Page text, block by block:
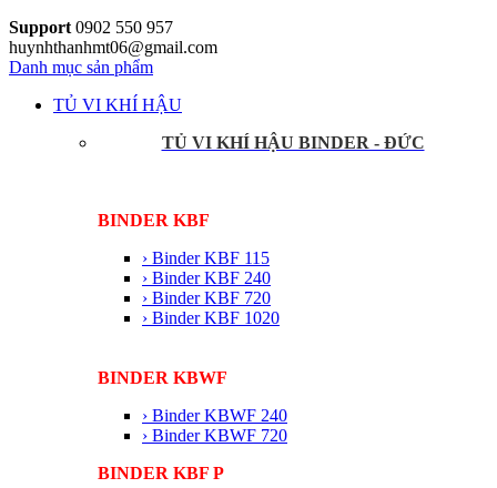
Support 0902 550 957
huynhthanhmt06@gmail.com
Danh mục sản phẩm
TỦ VI KHÍ HẬU
TỦ VI KHÍ HẬU BINDER - ĐỨC
BINDER KBF
› Binder KBF 115
› Binder KBF 240
› Binder KBF 720
› Binder KBF 1020
BINDER KBWF
› Binder KBWF 240
› Binder KBWF 720
BINDER KBF P